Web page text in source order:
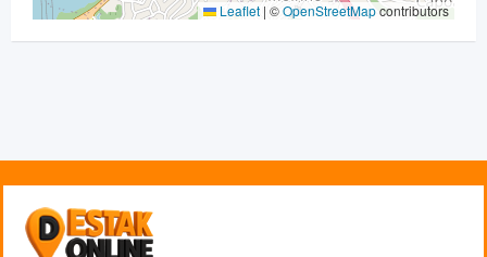
Leaflet | ©OpenStreetMapcontributors